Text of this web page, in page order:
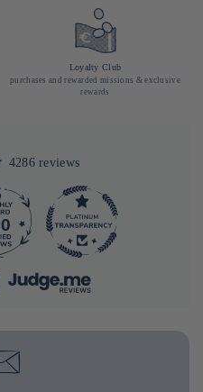
Loyalty Club
purchases and rewarded missions & exclusive
rewards
4286 reviews